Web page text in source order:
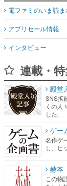
電ファミのいま読
アプリセール情報
インタビュー
連載・
殿堂
SNS拡
くの人
した。
ゲー
名作ゲ
し、ヒ
赫本
この物